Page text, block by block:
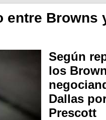
entre Browns
Según
los
Dallas
Prescott